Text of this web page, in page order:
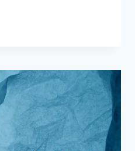
Ritter gestorben